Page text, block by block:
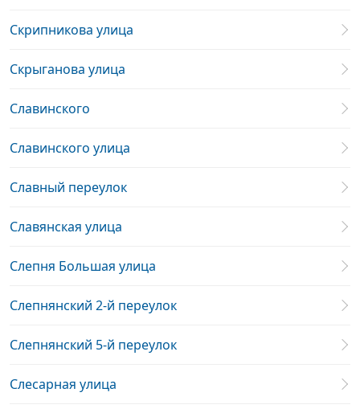
Скрипникова улица
Скрыганова улица
Славинского
Славинского улица
Славный переулок
Славянская улица
Слепня Большая улица
Слепнянский 2-й переулок
Слепнянский 5-й переулок
Слесарная улица